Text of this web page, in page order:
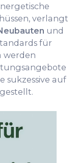
verlangt
und
für
werden
sukzessive auf